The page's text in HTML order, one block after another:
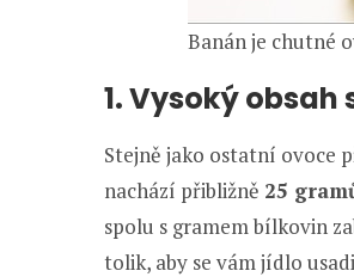
Banán je chutné
1. Vysoký
Stejně jako ostatní ovoce
nachází přibližně 25
spolu s gramem bílkovin
tolik, aby se vám jídlo